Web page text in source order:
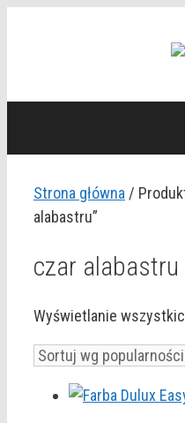
Strona główna /
alabastru”
czar alabastru
Wyświetlanie